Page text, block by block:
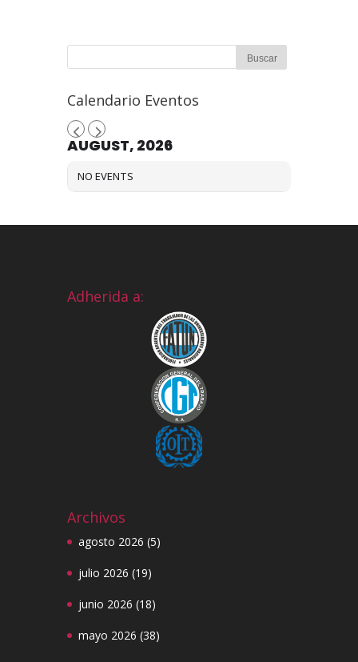
Calendario Eventos
AUGUST, 2026
NO EVENTS
Adherida a:
Archivos
agosto 2026 (5)
julio 2026 (19)
junio 2026 (18)
mayo 2026 (38)